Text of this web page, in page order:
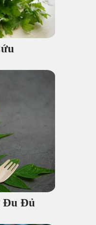
Đu Đủ